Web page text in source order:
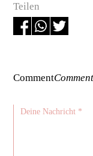
Teilen
CommentComment